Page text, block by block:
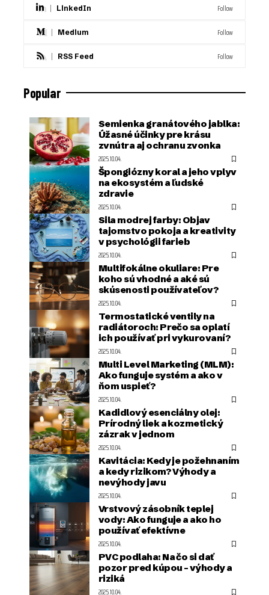
LinkedIn Follow
Medium Follow
RSS Feed Follow
Popular
Semienka granátového jablka:
Úžasné účinky pre krásu
zvnútra aj ochranu zvonka
2025.10.04.
Špongiózny koral a jeho vplyv
na ekosystém a ľudské
zdravie
2025.10.04.
Sila modrej farby: Objav
tajomstvo pokoja a kreativity
v psychológii farieb
2025.10.04.
Multifokálne okuliare: Pre
koho sú vhodné a aké sú
skúsenosti používateľov?
2025.10.04.
Termostatické ventily na
radiátoroch: Prečo sa oplatí
ich používať pri vykurovaní?
2025.10.04.
Multi Level Marketing (MLM):
Ako funguje systém a ako v
ňom uspieť?
2025.10.04.
Kadidlový esenciálny olej:
Prírodný liek a kozmetický
zázrak v jednom
2025.10.04.
Kavitácia: Kedy je požehnaním
a kedy rizikom? Výhody a
nevýhody javu
2025.10.04.
Vrstvový zásobník teplej
vody: Ako funguje a ako ho
používať efektívne
2025.10.04.
PVC podlaha: Na čo si dať
pozor pred kúpou – výhody a
riziká
2025.10.04.